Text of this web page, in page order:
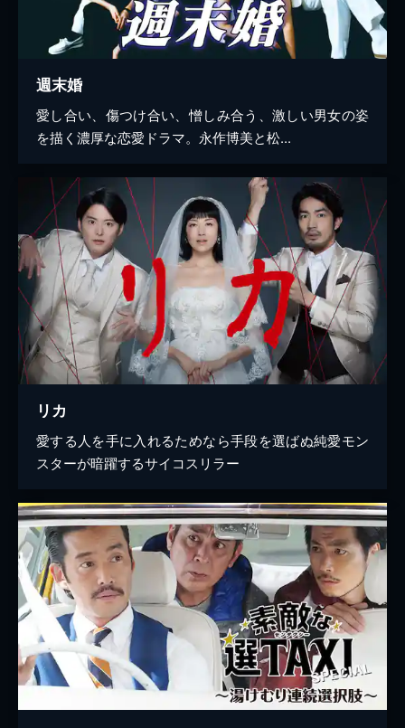
週末婚
愛し合い、傷つけ合い、憎しみ合う、激しい男女の姿
を描く濃厚な恋愛ドラマ。永作博美と松...
リカ
愛する人を手に入れるためなら手段を選ばぬ純愛モン
スターが暗躍するサイコスリラー